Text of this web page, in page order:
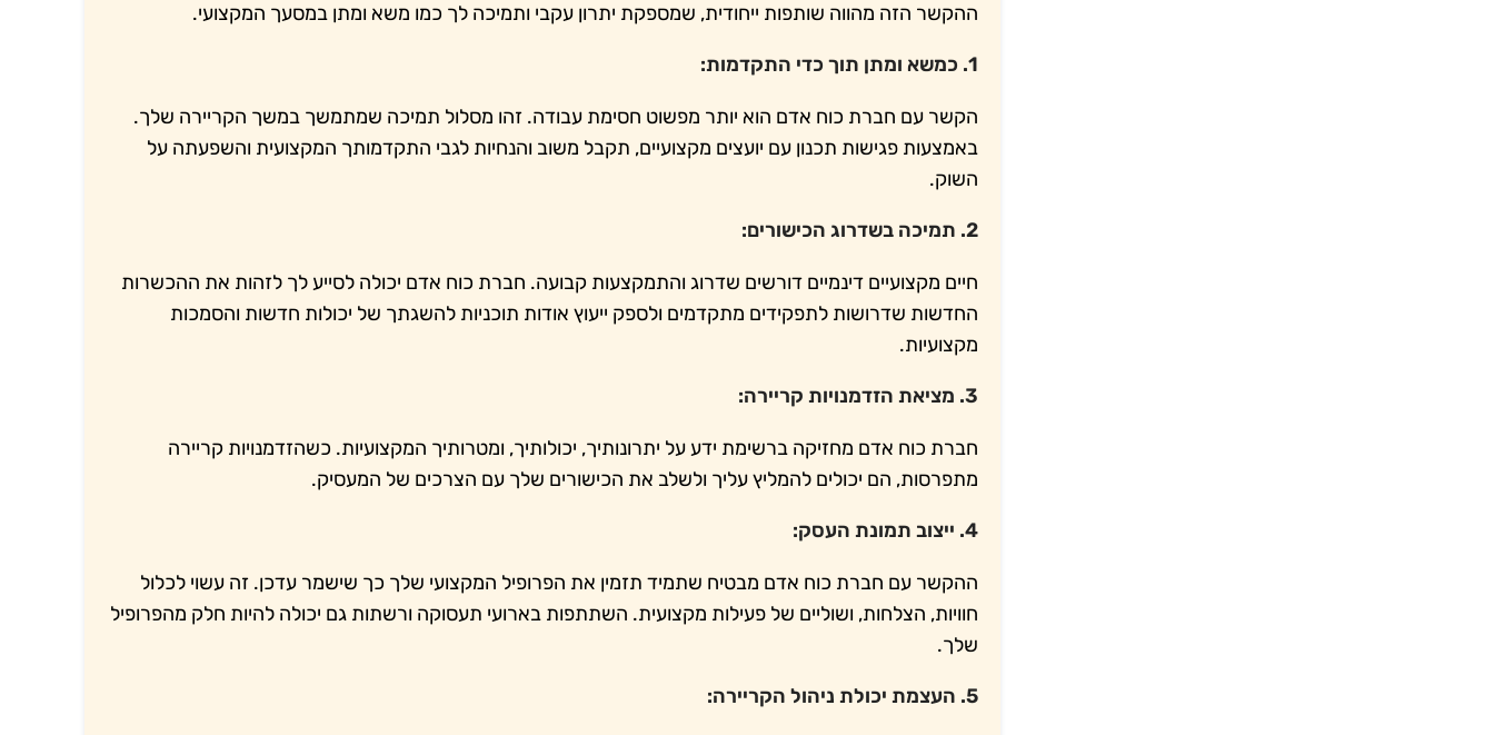
ההקשר הזה מהווה שותפות ייחודית, שמספקת יתרון עקבי ותמיכה לך כמו משא ומתן במסעך המקצועי.
1. כמשא ומתן תוך כדי התקדמות:
הקשר עם חברת כוח אדם הוא יותר מפשוט חסימת עבודה. זהו מסלול תמיכה שמתמשך במשך הקריירה שלך.
באמצעות פגישות תכנון עם יועצים מקצועיים, תקבל משוב והנחיות לגבי התקדמותך המקצועית והשפעתה על
השוק.
2. תמיכה בשדרוג הכישורים:
חיים מקצועיים דינמיים דורשים שדרוג והתמקצעות קבועה. חברת כוח אדם יכולה לסייע לך לזהות את ההכשרות
החדשות שדרושות לתפקידים מתקדמים ולספק ייעוץ אודות תוכניות להשגתך של יכולות חדשות והסמכות
מקצועיות.
3. מציאת הזדמנויות קריירה:
חברת כוח אדם מחזיקה ברשימת ידע על יתרונותיך, יכולותיך, ומטרותיך המקצועיות. כשהזדמנויות קריירה
מתפרסות, הם יכולים להמליץ עליך ולשלב את הכישורים שלך עם הצרכים של המעסיק.
4. ייצוב תמונת העסק:
ההקשר עם חברת כוח אדם מבטיח שתמיד תזמין את הפרופיל המקצועי שלך כך שישמר עדכן. זה עשוי לכלול
חוויות, הצלחות, ושוליים של פעילות מקצועית. השתתפות בארועי תעסוקה ורשתות גם יכולה להיות חלק מהפרופיל
שלך.
5. העצמת יכולת ניהול הקריירה: